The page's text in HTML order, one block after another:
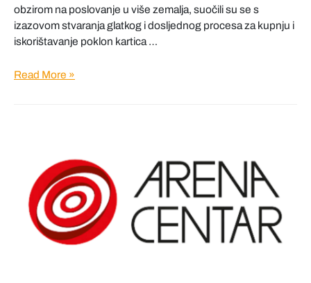
obzirom na poslovanje u više zemalja, suočili su se s
izazovom stvaranja glatkog i dosljednog procesa za kupnju i
iskorištavanje poklon kartica …
DONE4YOU
Read More »